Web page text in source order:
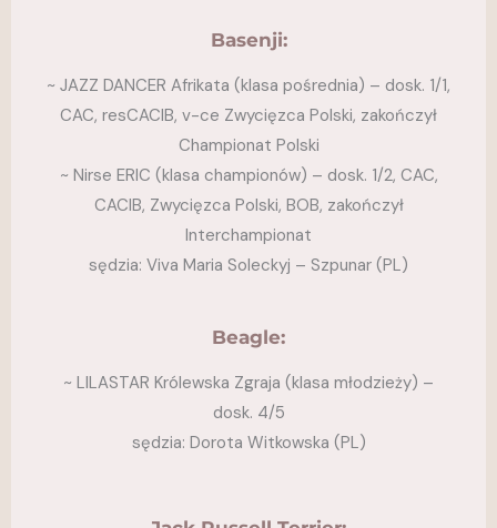
Basenji:
~ JAZZ DANCER Afrikata (klasa pośrednia) – dosk. 1/1,
CAC, resCACIB, v-ce Zwycięzca Polski, zakończył
Championat Polski
~ Nirse ERIC (klasa championów) – dosk. 1/2, CAC,
CACIB, Zwycięzca Polski, BOB, zakończył
Interchampionat
sędzia: Viva Maria Soleckyj – Szpunar (PL)
Beagle:
~ LILASTAR Królewska Zgraja (klasa młodzieży) –
dosk. 4/5
sędzia: Dorota Witkowska (PL)